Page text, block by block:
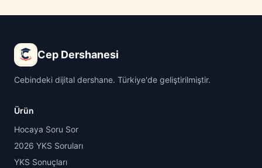
Cep Dershanesi
Cebindeki dijital dershane. Türkiye'de geliştirilmiştir.
Ürün
Hocaya Soru Sor
2026 YKS Soruları
YKS Sonuçları